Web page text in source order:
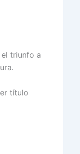
triunfo a
título